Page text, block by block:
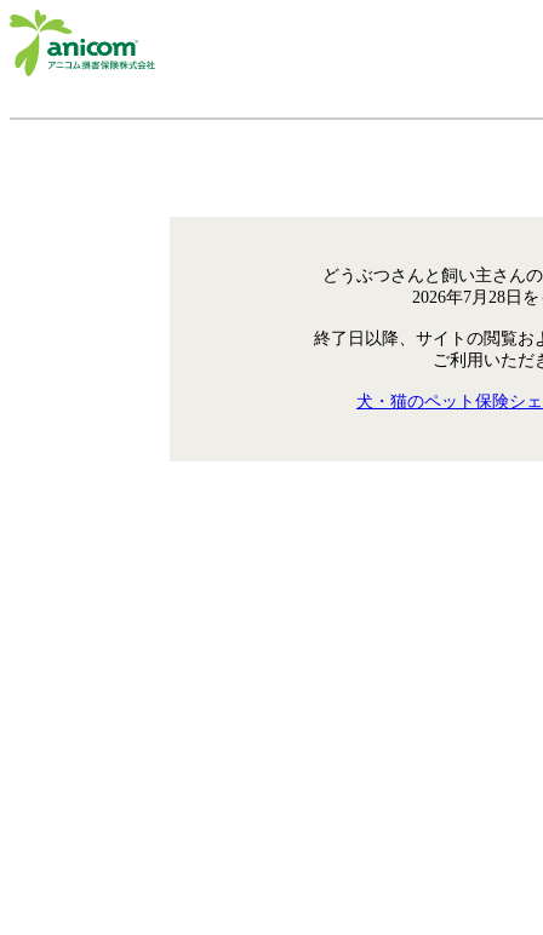
どうぶつさんと飼い主さん
2026年7月28日
終了日以降、サイトの閲覧お
ご利用いただ
犬・猫のペット保険シ